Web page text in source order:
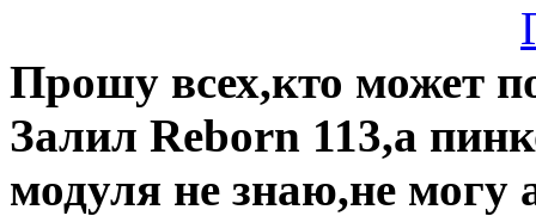
Прошу всех,кто может
Залил Reborn 113,а
модуля не знаю,не могу